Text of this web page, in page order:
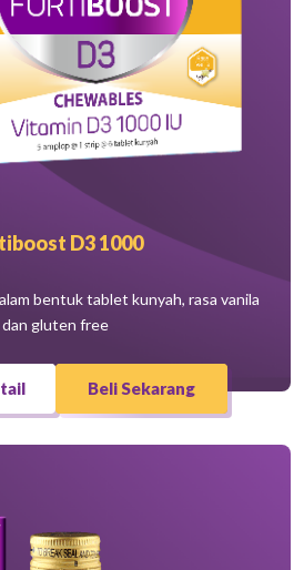
D3 1000
bentuk tablet kunyah, rasa vanila
dan gluten free
Beli Sekarang